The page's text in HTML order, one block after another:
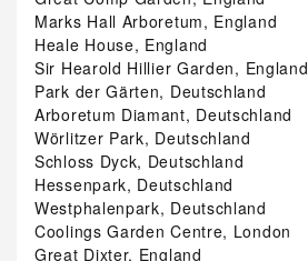
Marks Hall Arboretum, England
Heale House, England
Sir Hearold Hillier Garden, England
Park der Gärten, Deutschland
Arboretum Diamant, Deutschland
Wörlitzer Park, Deutschland
Schloss Dyck, Deutschland
Hessenpark, Deutschland
Westphalenpark, Deutschland
Coolings Garden Centre, London
Great Dixter, England